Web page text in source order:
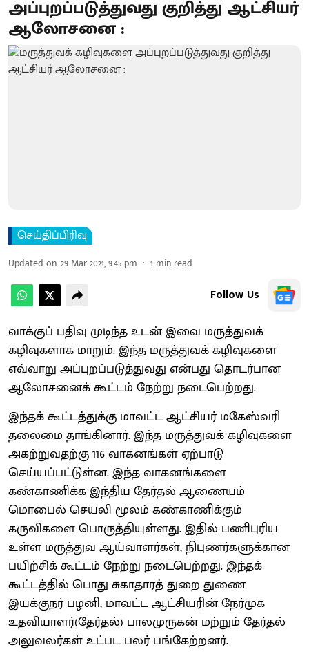
அப்புறப்படுத்துவது குறித்து ஆட்சியர்
ஆலோசனை :
செய்திப்பிரிவு
Updated on:29 Mar 2021, 9:45 pm 1 min read
Follow Us
வாக்குப் பதிவு முடிந்த உடன் இவை மருத்துவக்
கழிவுகளாக மாறும். இந்த மருத்துவக் கழிவுகளை
எவ்வாறு அப்புறப்படுத்துவது என்பது தொடர்பான
ஆலோசனைக் கூட்டம் நேற்று நடைபெற்றது.
இந்தக் கூட்டத்துக்கு மாவட்ட ஆட்சியர் மகேஸ்வரி
தலைமை தாங்கினார். இந்த மருத்துவக் கழிவுகளை
அகற்றுவதற்கு 116 வாகனங்கள் ஏற்பாடு
செய்யப்பட்டுள்ன. இந்த வாகனங்களை
கண்காணிக்க இந்திய தேர்தல் ஆணையம்
மொபைல் செயலி மூலம் கண்காணிக்கும்
கருவிகளை பொருத்தியுள்ளது. இதில் பணிபுரிய
உள்ள மருத்துவ ஆய்வாளர்கள், நிபுணர்களுக்கான
பயிற்சிக் கூட்டம் நேற்று நடைபெற்றது. இந்தக்
கூட்டத்தில் பொது சுகாதாரத் துறை துணை
இயக்குநர் பழனி, மாவட்ட ஆட்சியரின் நேர்முக
உதவியாளர்(தேர்தல்) பாலமுருகன் மற்றும் தேர்தல்
அலுவலர்கள் உட்பட பலர் பங்கேற்றனர்.